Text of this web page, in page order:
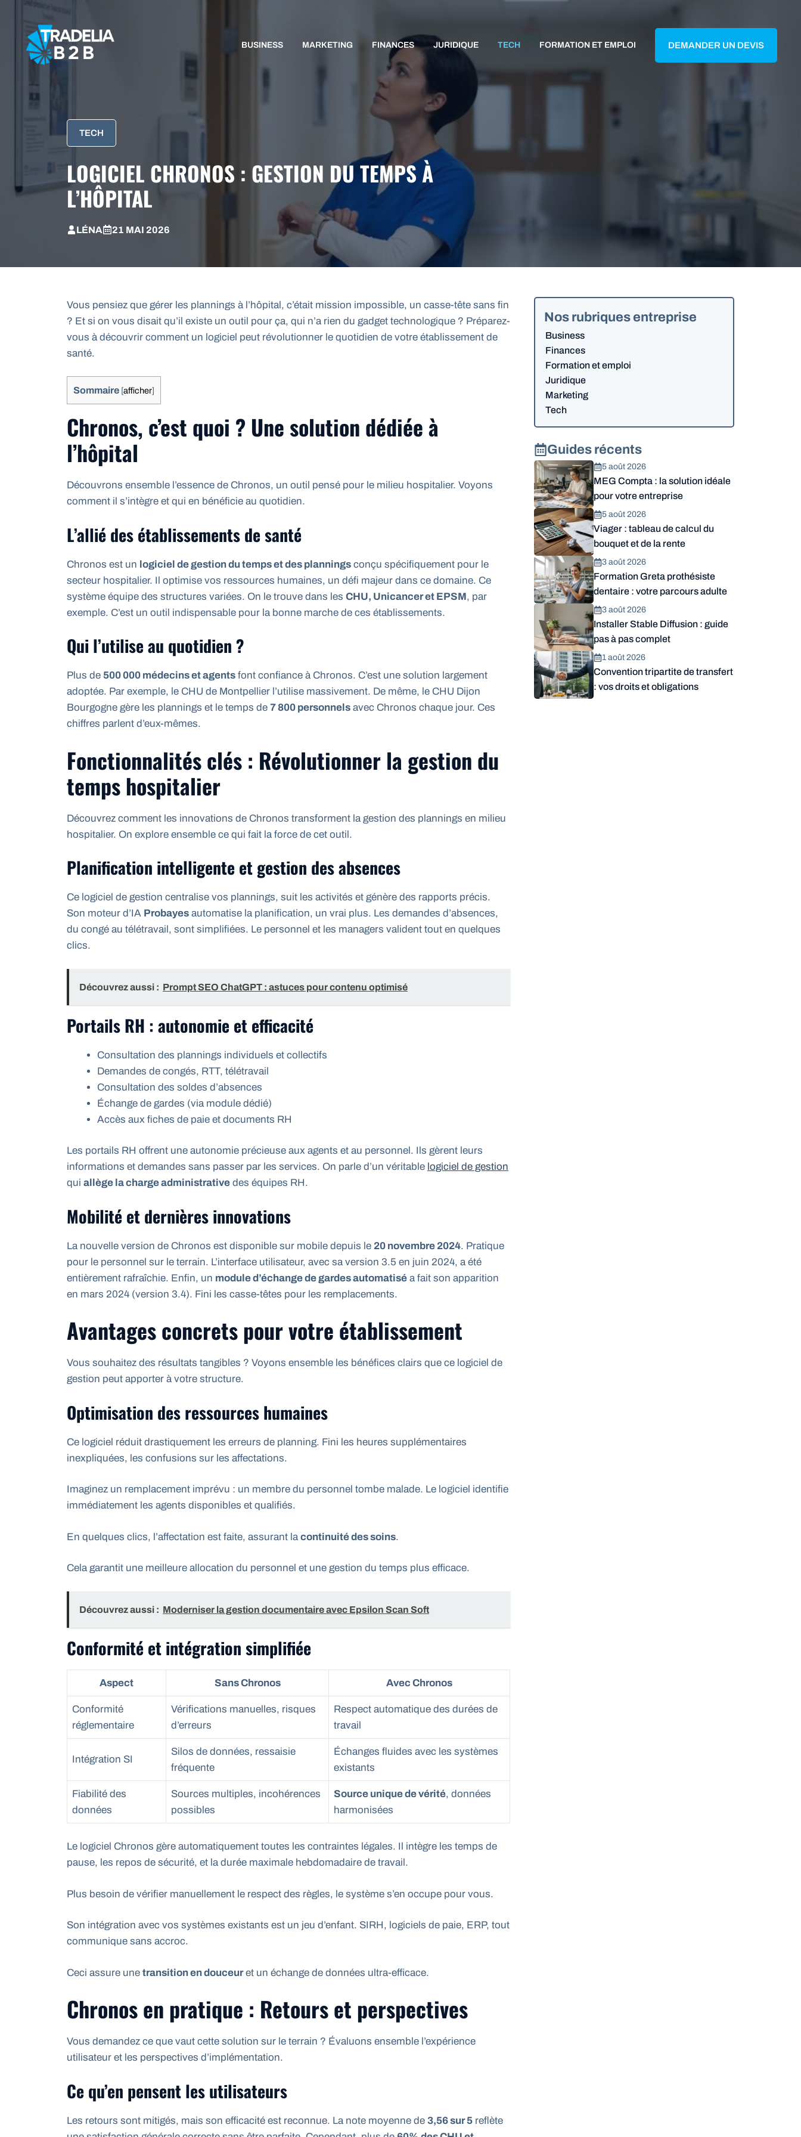
contenu
BUSINESS MARKETING FINANCES JURIDIQUE TECH FORMATION ET EMPLOI DEMANDER UN DEVIS
TECH
LOGICIEL CHRONOS : GESTION DU TEMPS À
L’HÔPITAL
LÉNA 21 MAI 2026
Vous pensiez que gérer les plannings à l’hôpital, c’était mission impossible, un casse-tête sans fin
? Et si on vous disait qu’il existe un outil pour ça, qui n’a rien du gadget technologique ? Préparez-
vous à découvrir comment un logiciel peut révolutionner le quotidien de votre établissement de
santé.
Sommaire [afficher]
Chronos, c’est quoi ? Une solution dédiée à
l’hôpital
Découvrons ensemble l’essence de Chronos, un outil pensé pour le milieu hospitalier. Voyons
comment il s’intègre et qui en bénéficie au quotidien.
L’allié des établissements de santé
Chronos est un logiciel de gestion du temps et des plannings conçu spécifiquement pour le
secteur hospitalier. Il optimise vos ressources humaines, un défi majeur dans ce domaine. Ce
système équipe des structures variées. On le trouve dans les CHU, Unicancer et EPSM, par
exemple. C’est un outil indispensable pour la bonne marche de ces établissements.
Qui l’utilise au quotidien ?
Plus de 500 000 médecins et agents font confiance à Chronos. C’est une solution largement
adoptée. Par exemple, le CHU de Montpellier l’utilise massivement. De même, le CHU Dijon
Bourgogne gère les plannings et le temps de 7 800 personnels avec Chronos chaque jour. Ces
chiffres parlent d’eux-mêmes.
Fonctionnalités clés : Révolutionner la gestion du
temps hospitalier
Découvrez comment les innovations de Chronos transforment la gestion des plannings en milieu
hospitalier. On explore ensemble ce qui fait la force de cet outil.
Planification intelligente et gestion des absences
Ce logiciel de gestion centralise vos plannings, suit les activités et génère des rapports précis.
Son moteur d’IA Probayes automatise la planification, un vrai plus. Les demandes d’absences,
du congé au télétravail, sont simplifiées. Le personnel et les managers valident tout en quelques
clics.
Découvrez aussi : Prompt SEO ChatGPT : astuces pour contenu optimisé
Portails RH : autonomie et efficacité
Consultation des plannings individuels et collectifs
Demandes de congés, RTT, télétravail
Consultation des soldes d’absences
Échange de gardes (via module dédié)
Accès aux fiches de paie et documents RH
Les portails RH offrent une autonomie précieuse aux agents et au personnel. Ils gèrent leurs
informations et demandes sans passer par les services. On parle d’un véritable logiciel de gestion
qui allège la charge administrative des équipes RH.
Mobilité et dernières innovations
La nouvelle version de Chronos est disponible sur mobile depuis le 20 novembre 2024. Pratique
pour le personnel sur le terrain. L’interface utilisateur, avec sa version 3.5 en juin 2024, a été
entièrement rafraîchie. Enfin, un module d’échange de gardes automatisé a fait son apparition
en mars 2024 (version 3.4). Fini les casse-têtes pour les remplacements.
Avantages concrets pour votre établissement
Vous souhaitez des résultats tangibles ? Voyons ensemble les bénéfices clairs que ce logiciel de
gestion peut apporter à votre structure.
Optimisation des ressources humaines
Ce logiciel réduit drastiquement les erreurs de planning. Fini les heures supplémentaires
inexpliquées, les confusions sur les affectations.
Imaginez un remplacement imprévu : un membre du personnel tombe malade. Le logiciel identifie
immédiatement les agents disponibles et qualifiés.
En quelques clics, l’affectation est faite, assurant la continuité des soins.
Cela garantit une meilleure allocation du personnel et une gestion du temps plus efficace.
Découvrez aussi : Moderniser la gestion documentaire avec Epsilon Scan Soft
Conformité et intégration simplifiée
Aspect Sans Chronos Avec Chronos
Conformité
réglementaire
Vérifications manuelles, risques
d’erreurs
Respect automatique des durées de
travail
Intégration SI
Silos de données, ressaisie
fréquente
Échanges fluides avec les systèmes
existants
Fiabilité des
données
Sources multiples, incohérences
possibles
Source unique de vérité, données
harmonisées
Le logiciel Chronos gère automatiquement toutes les contraintes légales. Il intègre les temps de
pause, les repos de sécurité, et la durée maximale hebdomadaire de travail.
Plus besoin de vérifier manuellement le respect des règles, le système s’en occupe pour vous.
Son intégration avec vos systèmes existants est un jeu d’enfant. SIRH, logiciels de paie, ERP, tout
communique sans accroc.
Ceci assure une transition en douceuret un échange de données ultra-efficace.
Chronos en pratique : Retours et perspectives
Vous demandez ce que vaut cette solution sur le terrain ? Évaluons ensemble l’expérience
utilisateur et les perspectives d’implémentation.
Ce qu’en pensent les utilisateurs
Les retours sont mitigés, mais son efficacité est reconnue. La note moyenne de 3,56 sur 5 reflète
Nos rubriques entreprise
Business
Finances
Formation et emploi
Juridique
Marketing
Tech
Guides récents
5 août 2026
MEG Compta : la solution idéale
pour votre entreprise
5 août 2026
Viager : tableau de calcul du
bouquet et de la rente
3 août 2026
Formation Greta prothésiste
dentaire : votre parcours adulte
3 août 2026
Installer Stable Diffusion : guide
pas à pas complet
1 août 2026
Convention tripartite de transfert
: vos droits et obligations